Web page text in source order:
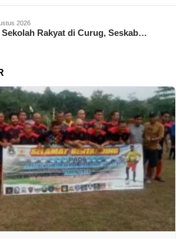
2026
Rakyat di Curug, Seskab…